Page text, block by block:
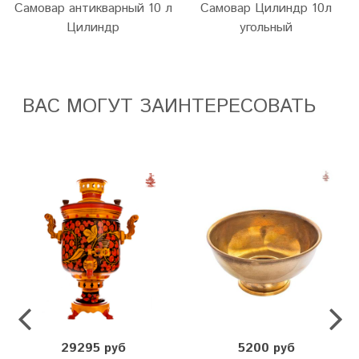
Самовар антикварный 10 л
Цилиндр
Самовар Цилиндр 10л
угольный
ВАС МОГУТ ЗАИНТЕРЕСОВАТЬ
29295 руб 5200 руб